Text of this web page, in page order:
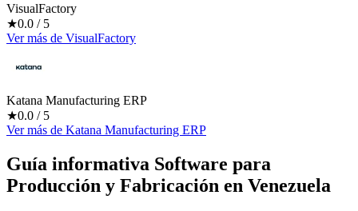
VisualFactory
★0.0 / 5
Ver más de VisualFactory
Katana Manufacturing ERP
★0.0 / 5
Ver más de Katana Manufacturing ERP
Guía informativa Software para
Producción y Fabricación en Venezuela